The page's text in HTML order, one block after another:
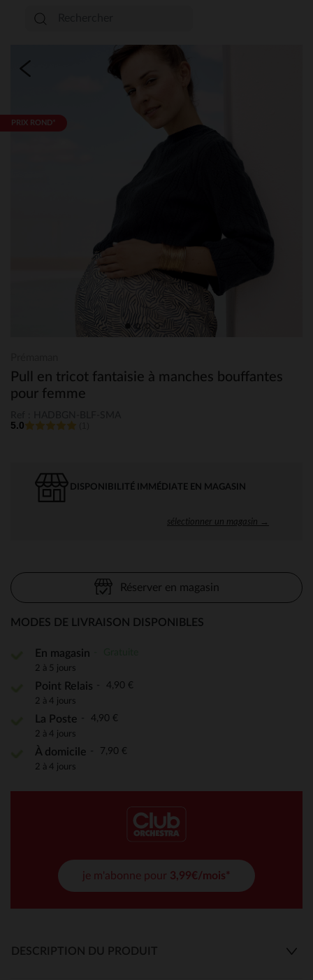
PRIX ROND*
Pull en tricot fantaisie à manches bouffantes
pour femme
5.0
DISPONIBILITÉ IMMÉDIATE EN MAGASIN
sélectionner un magasin →
Réserver en magasin
MODES DE LIVRAISON DISPONIBLES
En magasin
2 à 5 jours
Point Relais 4,90 €
2 à 4 jours
La Poste 4,90 €
2 à 4 jours
À domicile 7,90 €
2 à 4 jours
je m'abonne pour 3,99€/mois*
DESCRIPTION DU PRODUIT